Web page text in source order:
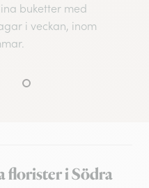
buketter med
i veckan, inom
florister i Södra